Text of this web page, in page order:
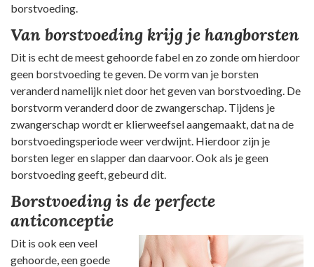
borstvoeding.
Van borstvoeding krijg je hangborsten
Dit is echt de meest gehoorde fabel en zo zonde om hierdoor
geen borstvoeding te geven. De vorm van je borsten
veranderd namelijk niet door het geven van borstvoeding. De
borstvorm veranderd door de zwangerschap. Tijdens je
zwangerschap wordt er klierweefsel aangemaakt, dat na de
borstvoedingsperiode weer verdwijnt. Hierdoor zijn je
borsten leger en slapper dan daarvoor. Ook als je geen
borstvoeding geeft, gebeurd dit.
Borstvoeding is de perfecte
anticonceptie
Dit is ook een veel
gehoorde, een goede